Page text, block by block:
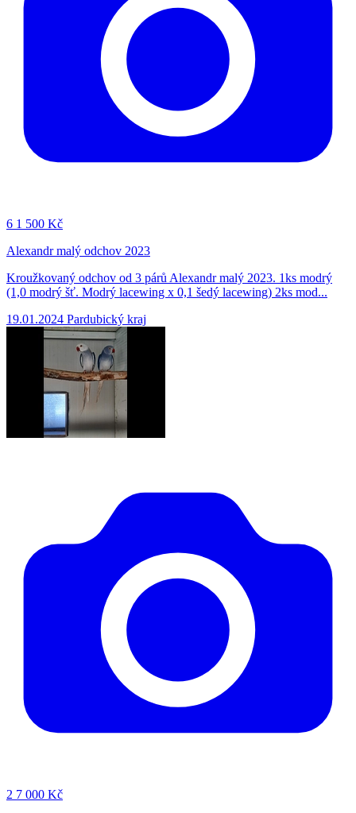
6 1 500 Kč
Alexandr malý odchov 2023
Kroužkovaný odchov od 3 párů Alexandr malý 2023. 1ks modrý
(1,0 modrý šť. Modrý lacewing x 0,1 šedý lacewing) 2ks mod...
19.01.2024 Pardubický kraj
2 7 000 Kč